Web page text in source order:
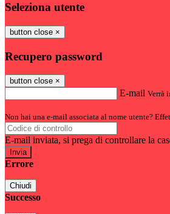
Seleziona utente
button close ×
Recupero password
button close ×
E-mail Verrà
Non hai una e-mail associata al nome utente?
E-mail inviata, si prega di controllare la
Errore
Chiudi
Successo